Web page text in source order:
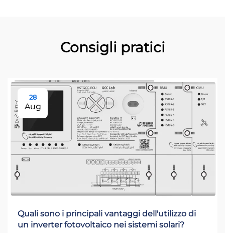
Consigli pratici
28
Aug
Quali sono i principali vantaggi dell'utilizzo di
un inverter fotovoltaico nei sistemi solari?